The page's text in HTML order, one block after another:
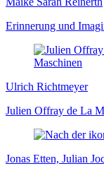
Erinnerung und
Ulrich Richtmeyer
Julien Offray de La
Jonas Etten, Julian